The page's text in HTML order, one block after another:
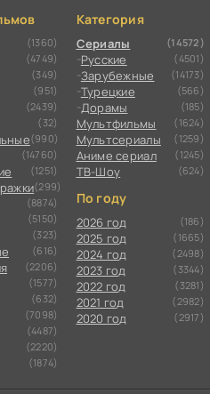
(1360)
(4749)
(349)
(951)
(2439)
(32)
(990)
(14760)
(1251)
(299)
(8874)
(5150)
(323)
(616)
(2206)
(1577)
(632)
(7098)
(4487)
(2220)
(1874)
Категория
Сериалы (14572)
Русские (4501)
Зарубежные (14173)
Турецкие (566)
Дорамы (185)
Мультфильмы (1624)
Мультсериалы (1259)
Аниме сериал (1245)
ТВ-Шоу (624)
По году
2026 год (186)
2025 год (1665)
2024 год (2498)
2023 год (3344)
2022 год (3281)
2021 год (2982)
2020 год (2917)